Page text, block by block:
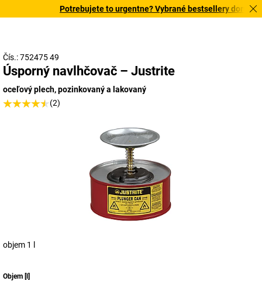
Potrebujete to urgentne? Vybrané bestsellery
Čís.: 752475 49
Úsporný navlhčovač – Justrite
oceľový plech, pozinkovaný a lakovaný
(2)
objem 1 l
Objem [l]